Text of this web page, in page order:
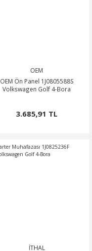
OEM
OEM Ön Panel 1J0805588S
Volkswagen Golf 4-Bora
3.685,91 TL
İTHAL